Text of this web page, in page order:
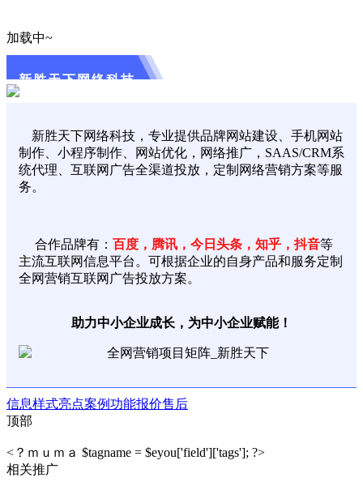
加载中~
新胜天下网络科技
新胜天下网络科技，专业提供品牌网站建设、手机网站
制作、小程序制作、网站优化，网络推广，SAAS/CRM系
统代理、互联网广告全渠道投放，定制网络营销方案等服
务。
合作品牌有： 百度，腾讯，今日头条，知乎，抖音等
主流互联网信息平台。可根据企业的自身产品和服务定制
全网营销互联网广告投放方案。
助力中小企业成长，为中小企业赋能！
信息样式亮点案例功能报价售后
顶部
<？ｍｕｍａ $tagname = $eyou['field']['tags']; ?>
相关推广